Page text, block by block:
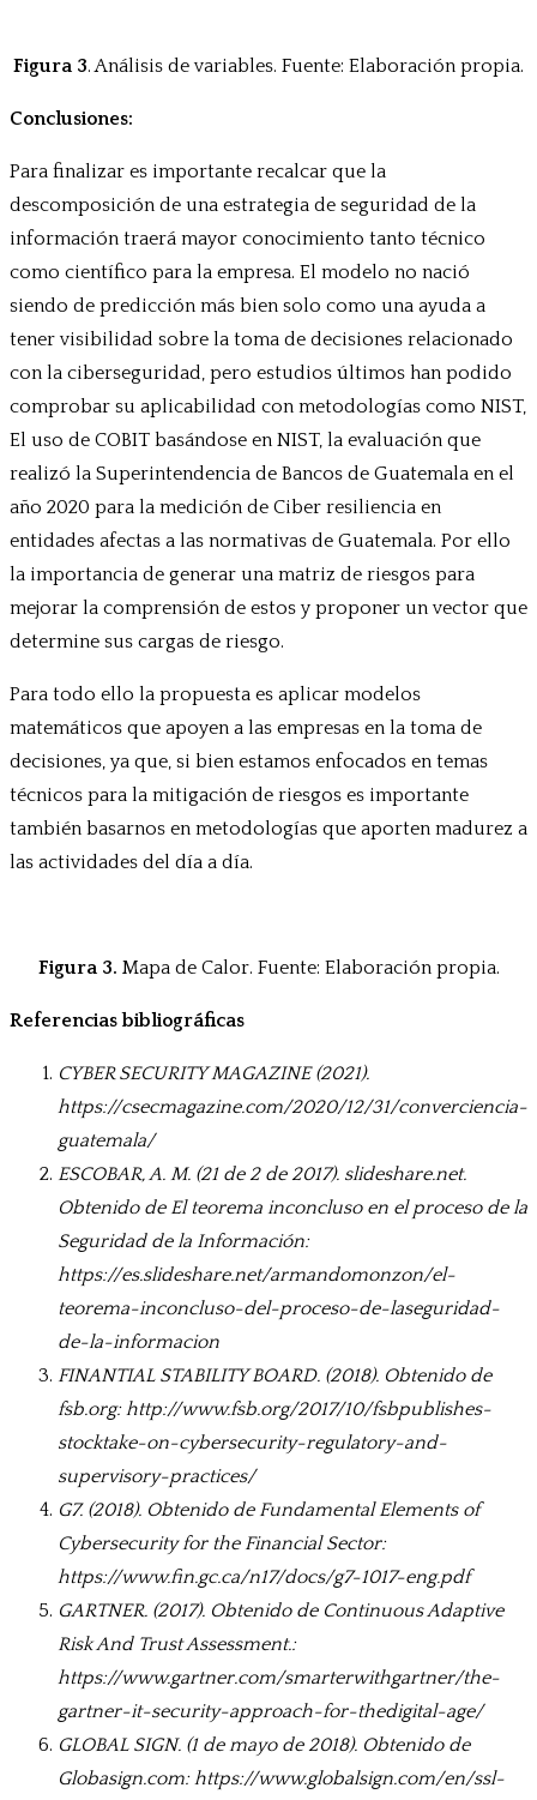
Figura 3. Análisis de variables. Fuente: Elaboración propia.
Conclusiones:
Para finalizar es importante recalcar que la
descomposición de una estrategia de seguridad de la
información traerá mayor conocimiento tanto técnico
como científico para la empresa. El modelo no nació
siendo de predicción más bien solo como una ayuda a
tener visibilidad sobre la toma de decisiones relacionado
con la ciberseguridad, pero estudios últimos han podido
comprobar su aplicabilidad con metodologías como NIST,
El uso de COBIT basándose en NIST, la evaluación que
realizó la Superintendencia de Bancos de Guatemala en el
año 2020 para la medición de Ciber resiliencia en
entidades afectas a las normativas de Guatemala. Por ello
la importancia de generar una matriz de riesgos para
mejorar la comprensión de estos y proponer un vector que
determine sus cargas de riesgo.
Para todo ello la propuesta es aplicar modelos
matemáticos que apoyen a las empresas en la toma de
decisiones, ya que, si bien estamos enfocados en temas
técnicos para la mitigación de riesgos es importante
también basarnos en metodologías que aporten madurez a
las actividades del día a día.
Figura 3. Mapa de Calor. Fuente: Elaboración propia.
Referencias bibliográficas
CYBER SECURITY MAGAZINE (2021).
https://csecmagazine.com/2020/12/31/converciencia-
guatemala/
ESCOBAR, A. M. (21 de 2 de 2017). slideshare.net.
Obtenido de El teorema inconcluso en el proceso de la
Seguridad de la Información:
https://es.slideshare.net/armandomonzon/el-
teorema-inconcluso-del-proceso-de-laseguridad-
de-la-informacion
FINANTIAL STABILITY BOARD. (2018). Obtenido de
fsb.org: http://www.fsb.org/2017/10/fsbpublishes-
stocktake-on-cybersecurity-regulatory-and-
supervisory-practices/
G7. (2018). Obtenido de Fundamental Elements of
Cybersecurity for the Financial Sector:
https://www.fin.gc.ca/n17/docs/g7-1017-eng.pdf
GARTNER. (2017). Obtenido de Continuous Adaptive
Risk And Trust Assessment.:
https://www.gartner.com/smarterwithgartner/the-
gartner-it-security-approach-for-thedigital-age/
GLOBAL SIGN. (1 de mayo de 2018). Obtenido de
Globasign.com: https://www.globalsign.com/en/ssl-